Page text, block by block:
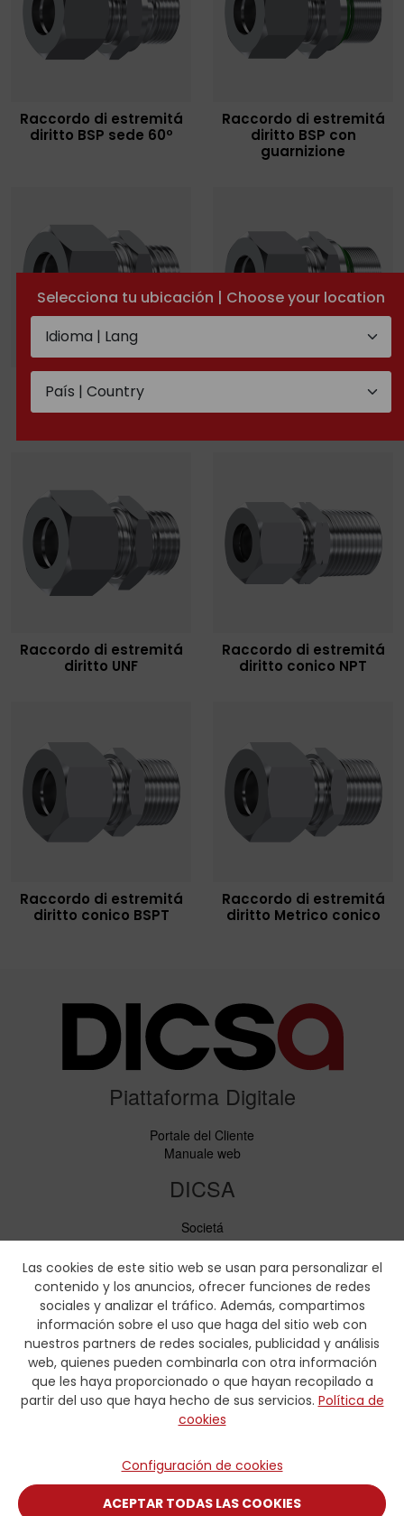
Selecciona tu ubicación | Choose your location
Las cookies de este sitio web se usan para personalizar el
contenido y los anuncios, ofrecer funciones de redes
sociales y analizar el tráfico. Además, compartimos
información sobre el uso que haga del sitio web con
nuestros partners de redes sociales, publicidad y análisis
web, quienes pueden combinarla con otra información
que les haya proporcionado o que hayan recopilado a
partir del uso que haya hecho de sus servicios. Política de
cookies
Configuración de cookies
ACEPTAR TODAS LAS COOKIES
Raccordo di estremitá
diritto BSP sede 60º
Raccordo di estremitá
diritto BSP con
guarnizione
Raccordo di estremitá
diritto BSP
guarnizione
Raccordo di estremitá
diritto UNF
Raccordo di estremitá
diritto conico NPT
Raccordo di estremitá
diritto conico BSPT
Raccordo di estremitá
diritto Metrico conico
Piattaforma Digitale
Portale del Cliente
Manuale web
DICSA
Societá
Notizie ed Eventi
Servizi
Codice di condotta
Responsabilità sociale
Scaricare
Cataloghi di vendita
Certificati
Tabelle di pressatura
Formulario idraulica
Contatto
Contatto